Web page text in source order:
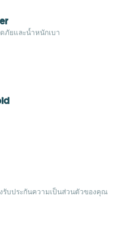
ภัยและน้ำหนักเบา
รับประกันความเป็นส่วนตัวของคุณ